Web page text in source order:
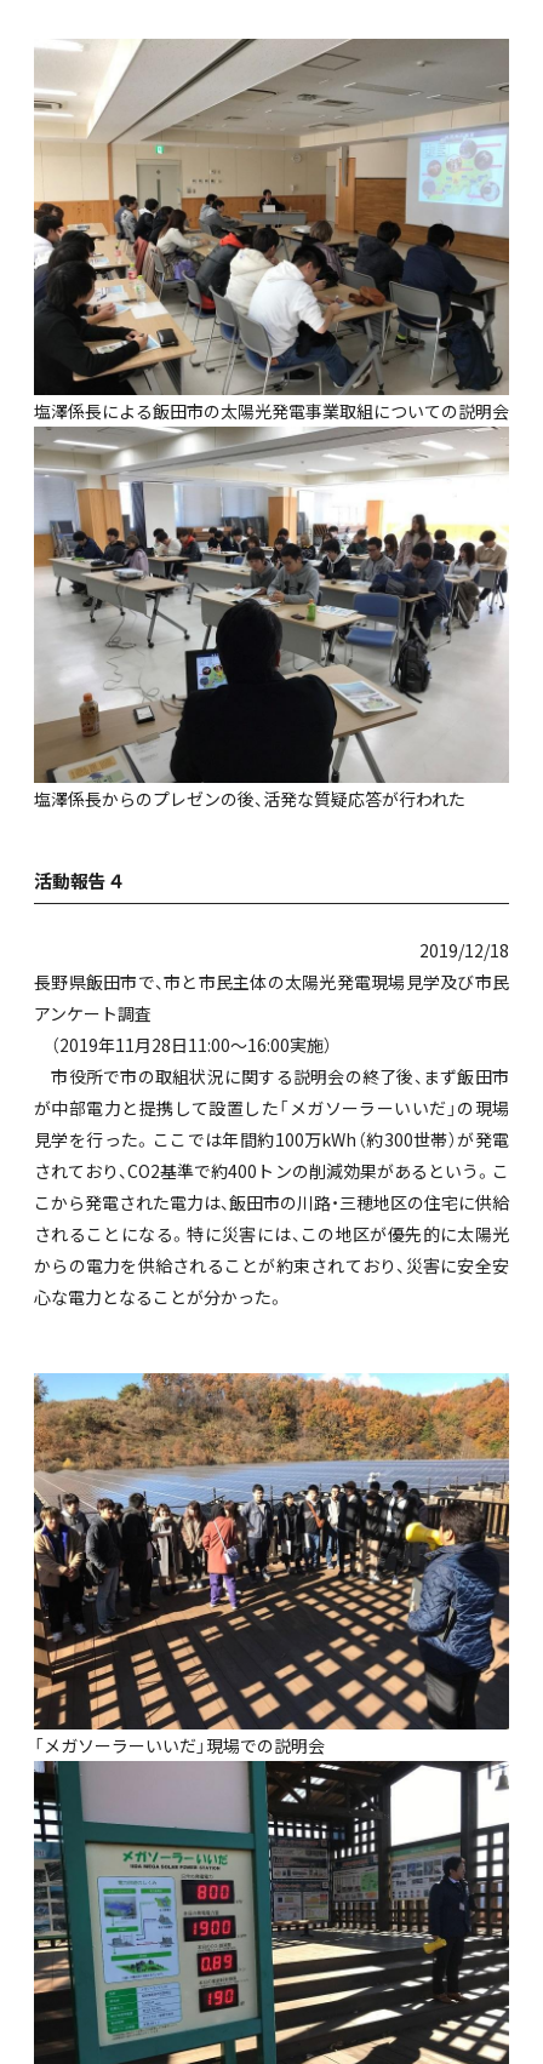
塩澤係長による飯田市の太陽光発電事業取組についての説明会
塩澤係長からのプレゼンの後、活発な質疑応答が行われた
活動報告４
2019/12/18
長野県飯田市で、市と市民主体の太陽光発電現場見学及び市民
アンケート調査
（2019年11月28日11:00～16:00実施）
市役所で市の取組状況に関する説明会の終了後、まず飯田市
が中部電力と提携して設置した「メガソーラーいいだ」の現場
見学を行った。ここでは年間約100万kWh（約300世帯）が発電
されており、CO2基準で約400トンの削減効果があるという。こ
こから発電された電力は、飯田市の川路・三穂地区の住宅に供給
されることになる。特に災害には、この地区が優先的に太陽光
からの電力を供給されることが約束されており、災害に安全安
心な電力となることが分かった。
「メガソーラーいいだ」現場での説明会